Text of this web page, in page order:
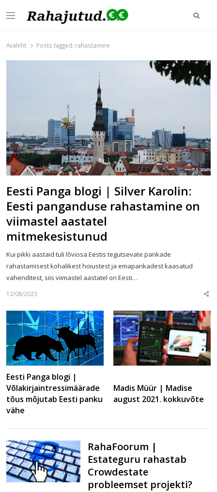
Menu Otsi
Avaleht Posts tagged: rahastamine
Eesti Panga blogi | Silver Karolin:
Eesti panganduse rahastamine on
viimastel aastatel
mitmekesistunud
Kui pikki aastaid tuli lõviosa Eestis tegutsevate pankade
rahastamisest kohalikest hoiustest ja emapankadest kaasatud
vahenditest, siis viimastel aastatel on Eesti…
12/08/2023
Eesti Panga blogi |
Võlakirjaintressimäärade
tõus mõjutab Eesti panku
vähe
Madis Müür | Madise
august 2021. kokkuvõte
RahaFoorum |
Estateguru rahastab
Crowdestate
probleemset projekti?